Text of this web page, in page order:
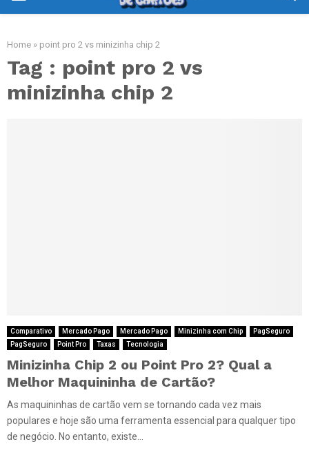
Home » point pro 2 vs minizinha chip 2
Tag : point pro 2 vs
minizinha chip 2
Comparativo Mercado Pago Mercado Pago Minizinha com Chip
PagSeguro
PagSeguro
Point Pro Taxas Tecnologia
Minizinha Chip 2 ou Point Pro 2? Qual a
Melhor Maquininha de Cartão?
As maquininhas de cartão vem se tornando cada vez mais
populares e hoje são uma ferramenta essencial para qualquer tipo
de negócio. No entanto, existe...